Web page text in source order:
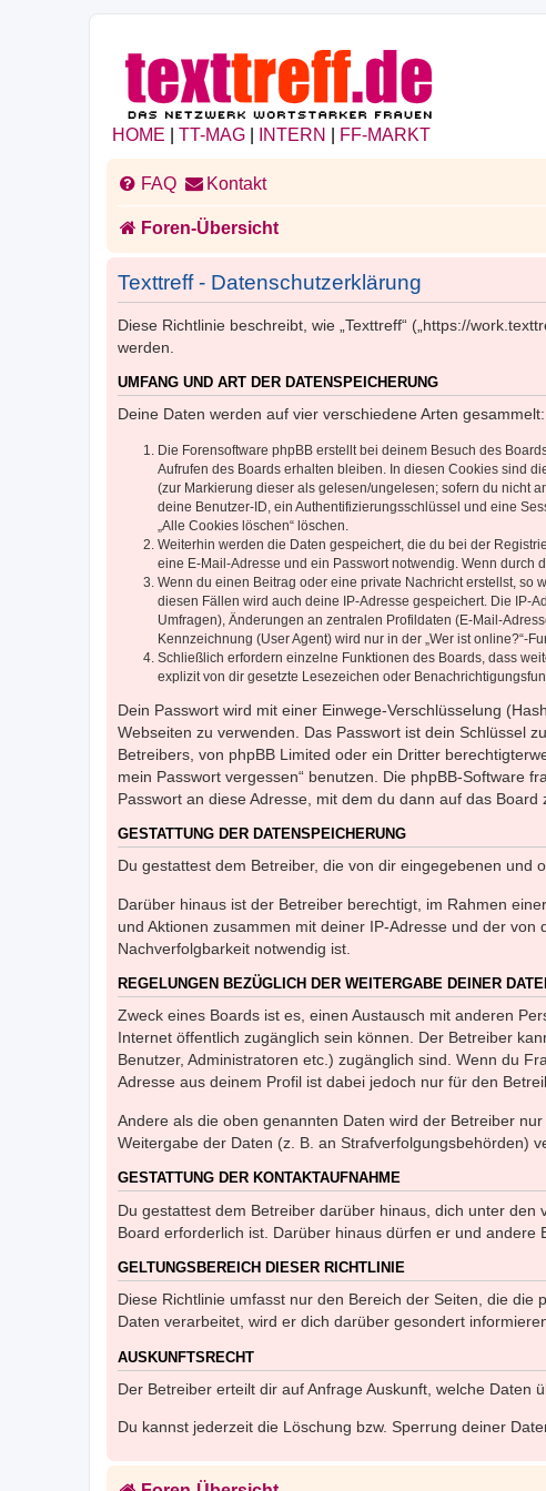
HOME TT-MAG INTERN FF-MARKT
FAQ Kontakt
Foren-Übersicht
Texttreff - Datenschutzerklärung
Diese Richtlinie beschreibt, wie „Texttreff“ („https://
werden.
UMFANG UND ART DER DATENSPEICHERUNG
Deine Daten werden auf vier verschiedene Arten gesammelt:
Die Forensoftware phpBB erstellt bei deinem Besuch des
Aufrufen des Boards erhalten bleiben. In diesen Cookies sind
(zur Markierung dieser als gelesen/ungelesen; sofern du nicht
deine Benutzer-ID, ein Authentifizierungsschlüssel und eine
„Alle Cookies löschen“ löschen.
Weiterhin werden die Daten gespeichert, die du bei der
eine E-Mail-Adresse und ein Passwort notwendig. Wenn durch
Wenn du einen Beitrag oder eine private Nachricht erstellst, so
diesen Fällen wird auch deine IP-Adresse gespeichert. Die IP-
Umfragen), Änderungen an zentralen Profildaten (E-Mail-
Kennzeichnung (User Agent) wird nur in der „Wer ist online?“-
Schließlich erfordern einzelne Funktionen des Boards, dass
explizit von dir gesetzte Lesezeichen oder
Dein Passwort wird mit einer Einwege-Verschlüsselung
Webseiten zu verwenden. Das Passwort ist dein Schlüssel
Betreibers, von phpBB Limited oder ein Dritter
mein Passwort vergessen“ benutzen. Die phpBB-Software
Passwort an diese Adresse, mit dem du dann auf das Board
GESTATTUNG DER DATENSPEICHERUNG
Du gestattest dem Betreiber, die von dir eingegebenen
Darüber hinaus ist der Betreiber berechtigt, im Rahmen
und Aktionen zusammen mit deiner IP-Adresse und der
Nachverfolgbarkeit notwendig ist.
REGELUNGEN BEZÜGLICH DER WEITERGABE DEINER
Zweck eines Boards ist es, einen Austausch mit anderen
Internet öffentlich zugänglich sein können. Der Betreiber
Benutzer, Administratoren etc.) zugänglich sind. Wenn du
Adresse aus deinem Profil ist dabei jedoch nur für den
Andere als die oben genannten Daten wird der Betreiber
Weitergabe der Daten (z. B. an Strafverfolgungsbehörden)
GESTATTUNG DER KONTAKTAUFNAHME
Du gestattest dem Betreiber darüber hinaus, dich unter
Board erforderlich ist. Darüber hinaus dürfen er und
GELTUNGSBEREICH DIESER RICHTLINIE
Diese Richtlinie umfasst nur den Bereich der Seiten, die
Daten verarbeitet, wird er dich darüber gesondert
AUSKUNFTSRECHT
Der Betreiber erteilt dir auf Anfrage Auskunft, welche Daten
Du kannst jederzeit die Löschung bzw. Sperrung deiner